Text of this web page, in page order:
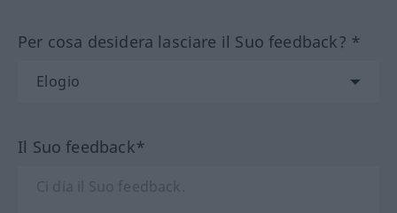
Per cosa desidera lasciare il Suo feedback? *
Il Suo feedback*